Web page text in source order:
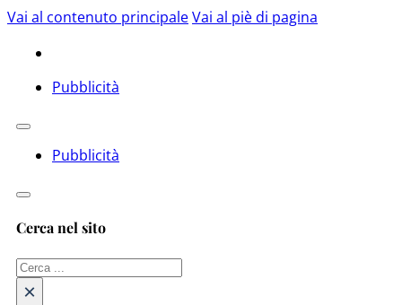
Vai al contenuto principaleVai al piè di pagina
Pubblicità
Pubblicità
Cerca nel sito
Cerca
×